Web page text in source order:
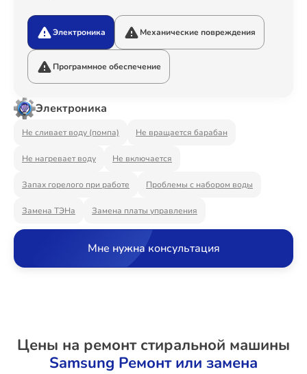
Электроника Механические повреждения
Программное обеспечение
Электроника
Не сливает воду (помпа) Не вращается барабан
Не нагревает воду Не включается
Запах горелого при работе Проблемы с набором воды
Замена ТЭНа Замена платы управления
Мне нужна консультация
Цены на ремонт стиральной машины
Samsung Ремонт или замена
Ремонт Видеостен
Ремонт Интерактивных панелей
Ремонт Водонагревателей
Ремонт Вытяжек